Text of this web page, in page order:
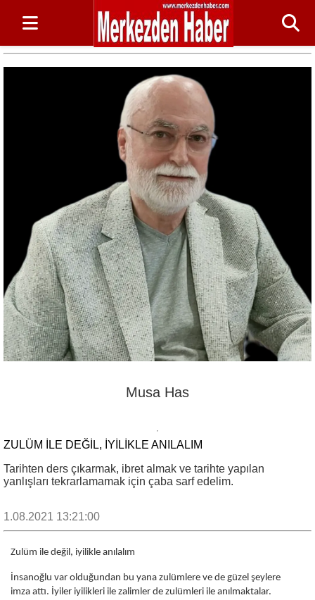
Musa Has
ZULÜM ILE DEĞIL, IYILIKLE ANILALIM
Tarihten ders çıkarmak, ibret almak ve tarihte yapılan
yanlışları tekrarlamamak için çaba sarf edelim.
1.08.2021 13:21:00
Zulüm ile değil, iyilikle anılalım
İnsanoğlu var olduğundan bu yana zulümlere ve de güzel şeylere
imza attı. İyiler iyilikleri ile zalimler de zulümleri ile anılmaktalar.